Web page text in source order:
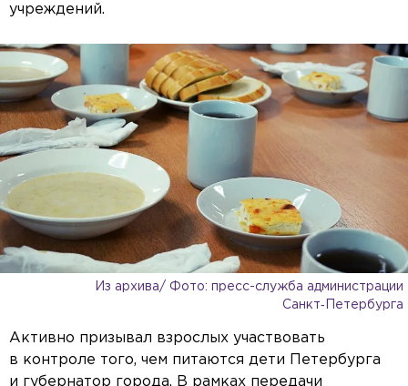
учреждений.
Из архива/ Фото: пресс-служба администрации
Санкт‑Петербурга
Активно призывал взрослых участвовать
в контроле того, чем питаются дети Петербурга
и губернатор города. В рамках передачи